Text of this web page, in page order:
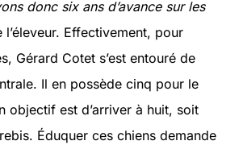
donc six ans d’avance sur les
l’éleveur. Effectivement, pour
Gérard Cotet s’est entouré de
Il en possède cinq pour le
objectif est d’arriver à huit, soit
Éduquer ces chiens demande